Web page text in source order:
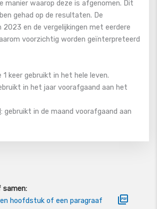
manier waarop deze is afgenomen. Dit
gehad op de resultaten. De
en de vergelijkingen met eerdere
voorzichtig worden geïnterpreteerd
keer gebruikt in het hele leven.
in het jaar voorafgaand aan het
: gebruikt in de maand voorafgaand aan
hoofdstuk of een paragraaf